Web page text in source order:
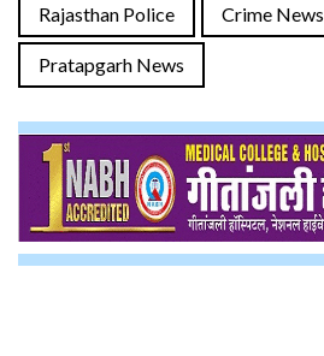
Rajasthan Police Crime
Pratapgarh News